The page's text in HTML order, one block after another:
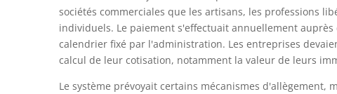
sociétés commerciales que les artisans, les professions
individuels. Le paiement s'effectuait annuellement auprès
calendrier fixé par l'administration. Les entreprises
calcul de leur cotisation, notamment la valeur de leurs
Le système prévoyait certains mécanismes d'allègement,